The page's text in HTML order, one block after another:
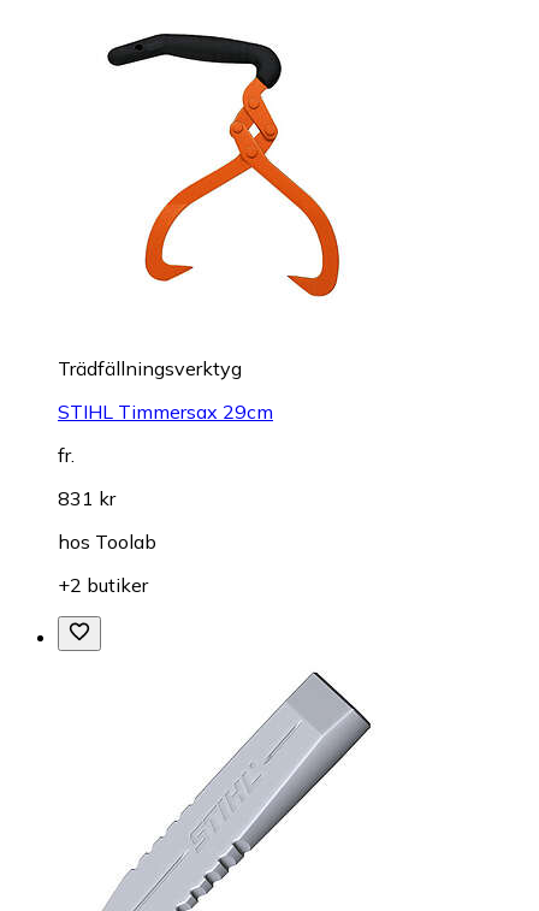
Trädfällningsverktyg
STIHL Timmersax 29cm
fr.
831 kr
hos Toolab
+2 butiker